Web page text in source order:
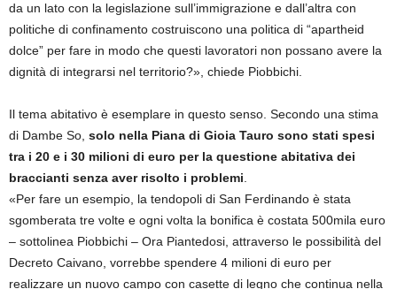
da un lato con la legislazione sull’immigrazione e dall’altra con
politiche di confinamento costruiscono una politica di “apartheid
dolce” per fare in modo che questi lavoratori non possano avere la
dignità di integrarsi nel territorio?», chiede Piobbichi.
Il tema abitativo è esemplare in questo senso. Secondo una stima
di Dambe So, solo nella Piana di Gioia Tauro sono stati spesi
tra i 20 e i 30 milioni di euro per la questione abitativa dei
braccianti senza aver risolto i problemi.
«Per fare un esempio, la tendopoli di San Ferdinando è stata
sgomberata tre volte e ogni volta la bonifica è costata 500mila euro
– sottolinea Piobbichi – Ora Piantedosi, attraverso le possibilità del
Decreto Caivano, vorrebbe spendere 4 milioni di euro per
realizzare un nuovo campo con casette di legno che continua nella